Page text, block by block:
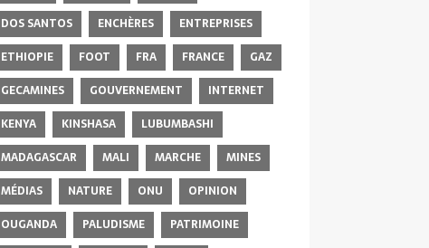
DOS SANTOS
ENCHÈRES
ENTREPRISES
ETHIOPIE
FOOT FRA FRANCE
GAZ
GECAMINES
GOUVERNEMENT
INTERNET
KENYA
KINSHASA
LUBUMBASHI
MADAGASCAR
MALI MARCHE
MINES
MÉDIAS
NATURE ONU
OPINION
OUGANDA
PALUDISME PATRIMOINE